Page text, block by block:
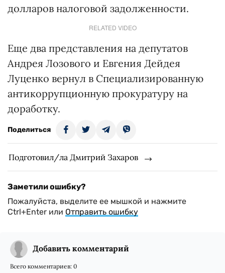
долларов налоговой задолженности.
RELATED VIDEO
Еще два представления на депутатов
Андрея Лозового и Евгения Дейдея
Луценко вернул в Специализированную
антикоррупционную прокуратуру на
доработку.
Поделиться
Подготовил/ла Дмитрий Захаров
Заметили ошибку?
Пожалуйста, выделите ее мышкой и нажмите
Ctrl+Enter или Отправить ошибку
Добавить комментарий
Всего комментариев: 0